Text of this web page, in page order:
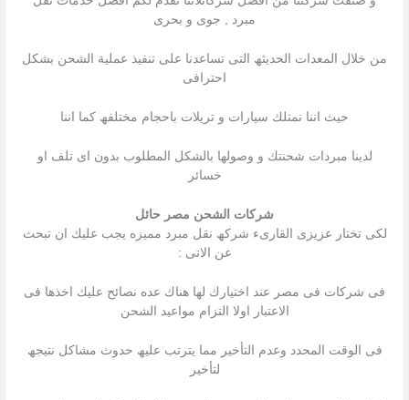
مبرد , جوى و بحرى
من خلال المعدات الحدیثھ التى تساعدنا على تنفیذ عملیة الشحن بشكل
احترافى
حیث اننا نمتلك سیارات و تریلات باحجام مختلفھ كما اننا
لدینا مبردات شحنتك و وصولھا بالشكل المطلوب بدون اى تلف او
خسائر
شركات الشحن مصر حائل
لكى تختار عزیزى القارىء شركھ نقل مبرد ممیزه یجب علیك ان تبحث
عن الاتى :
فى شركات فى مصر عند اختیارك لھا ھناك عده نصائح علیك اخذھا فى
الاعتبار اولا التزام مواعید الشحن
فى الوقت المحدد وعدم التأخیر مما یترتب علیھ حدوث مشاكل نتیجھ
لتأخیر